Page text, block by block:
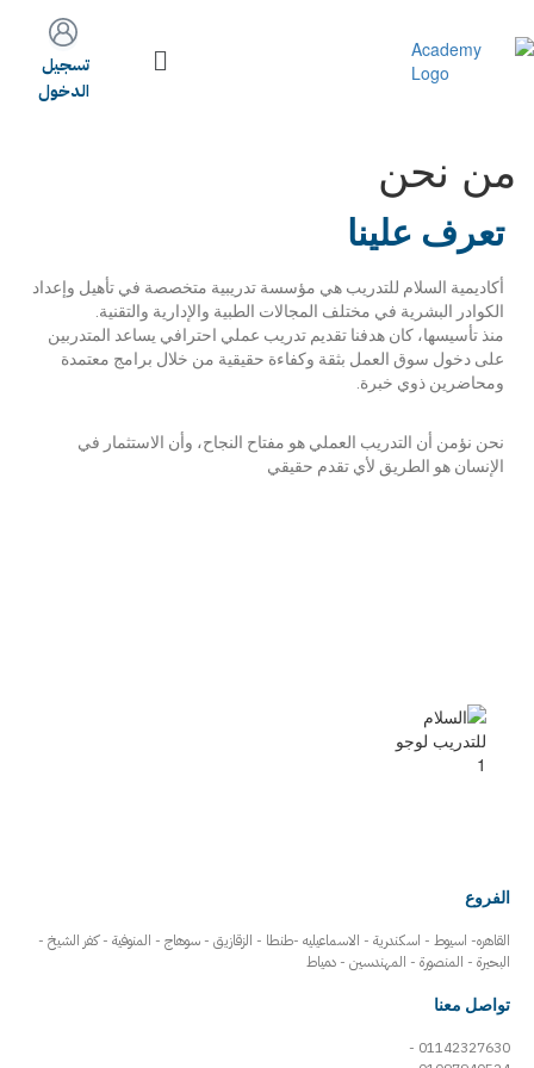
تسجيل
الدخول
من نحن
تعرف علينا
أكاديمية السلام للتدريب هي مؤسسة تدريبية متخصصة في تأهيل وإعداد
الكوادر البشرية في مختلف المجالات الطبية والإدارية والتقنية.
منذ تأسيسها، كان هدفنا تقديم تدريب عملي احترافي يساعد المتدربين
على دخول سوق العمل بثقة وكفاءة حقيقية من خلال برامج معتمدة
ومحاضرين ذوي خبرة.
نحن نؤمن أن التدريب العملي هو مفتاح النجاح، وأن الاستثمار في
الإنسان هو الطريق لأي تقدم حقيقي
الفروع
القاهره- اسيوط - اسكندرية - الاسماعيليه -طنطا - الزقازيق - سوهاج - المنوفية - كفر الشيخ -
البحيرة - المنصورة - المهندسين - دمياط
تواصل معنا
01142327630 -